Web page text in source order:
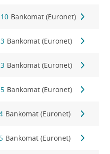
Bankomat (Euronet)
Bankomat (Euronet)
Bankomat (Euronet)
Bankomat (Euronet)
Bankomat (Euronet)
Bankomat (Euronet)